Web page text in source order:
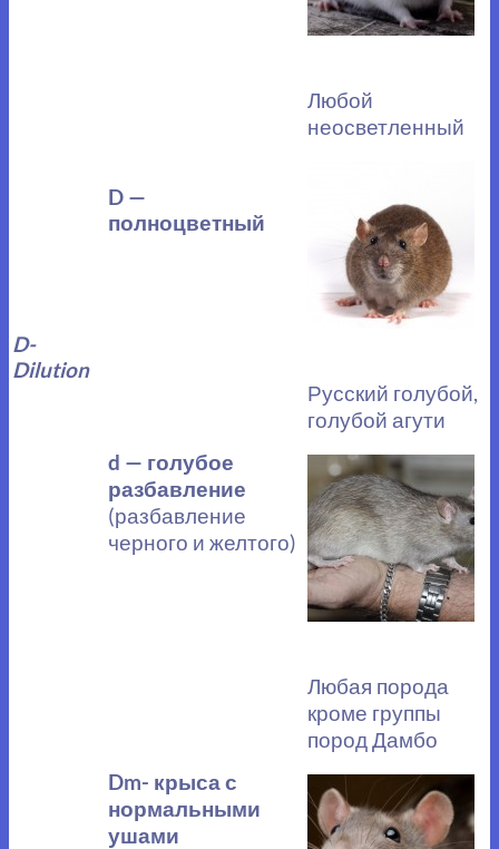
D-
Dilution
D —
полноцветный
Любой
неосветленный
d — голубое
разбавление
(разбавление
черного и желтого)
Русский голубой,
голубой агути
Dm- крыса с
нормальными
ушами
Любая порода
кроме группы
пород Дамбо